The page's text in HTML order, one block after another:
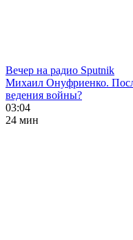
Вечер на радио Sputnik
Михаил Онуфриенко.
ведения войны?
03:04
24 мин